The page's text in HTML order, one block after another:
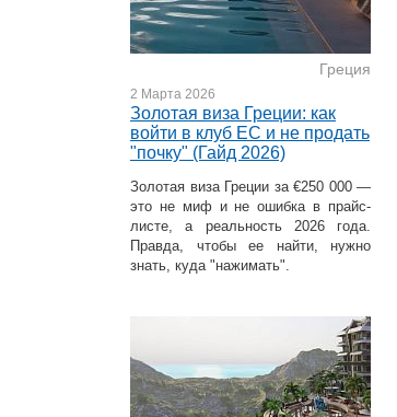
Греция
2 Марта 2026
Золотая виза Греции: как
войти в клуб ЕС и не продать
"почку" (Гайд 2026)
Золотая виза Греции за €250 000 —
это не миф и не ошибка в прайс-
листе, а реальность 2026 года.
Правда, чтобы ее найти, нужно
знать, куда "нажимать".